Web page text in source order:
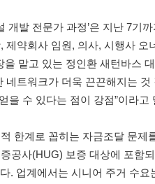
개발 전문가 과정’은 지난 7기
약회사 임원, 의사, 시행사 오
맡고 있는 정인환 새턴바스
트워크가 더욱 끈끈해지는 것
을 수 있다는 점이 강점”이라고
한계로 꼽히는 자금조달 문제
공사(HUG) 보증 대상에 포함
. 업계에서는 시니어 주거 수요